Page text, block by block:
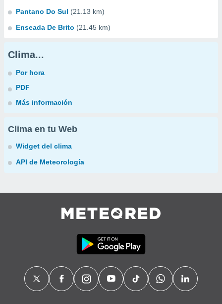
Pantano Do Sul (21.13 km)
Enseada De Brito (21.45 km)
Clima...
Por hora
PDF
Más información
Clima en tu Web
Widget del clima
API de Meteorología